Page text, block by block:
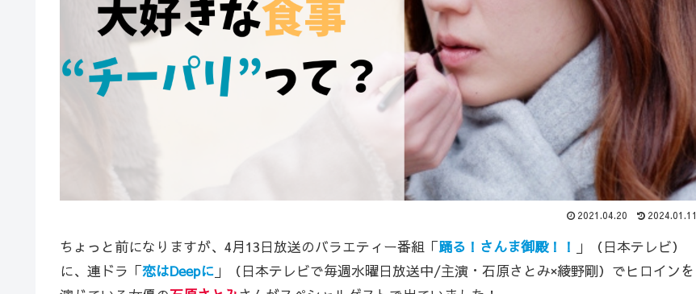
2021.04.20 2024.01.11
ちょっと前になりますが、4月13日放送のバラエティー番組「踊る！さんま御殿！！ 」（日本テレビ）
に、連ドラ「恋はDeepに 」（日本テレビで毎週水曜日放送中/主演・石原さとみ×綾野剛）でヒロインを